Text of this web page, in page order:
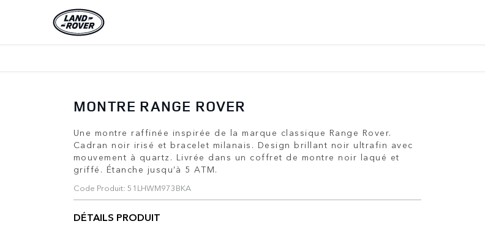
MONTRE RANGE ROVER
Une montre raffinée inspirée de la marque classique Range Rover.
Cadran noir irisé et bracelet milanais. Design brillant noir ultrafin avec
mouvement à quartz. Livrée dans un coffret de montre noir laqué et
griffé. Étanche jusqu’à 5 ATM.
Code Produit: 51LHWM973BKA
DÉTAILS PRODUIT